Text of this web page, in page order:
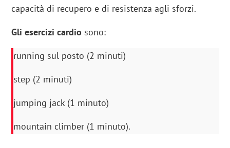
capacità di recupero e di resistenza agli sforzi.
Gli esercizi cardio sono:
running sul posto (2 minuti)
step (2 minuti)
jumping jack (1 minuto)
mountain climber (1 minuto).